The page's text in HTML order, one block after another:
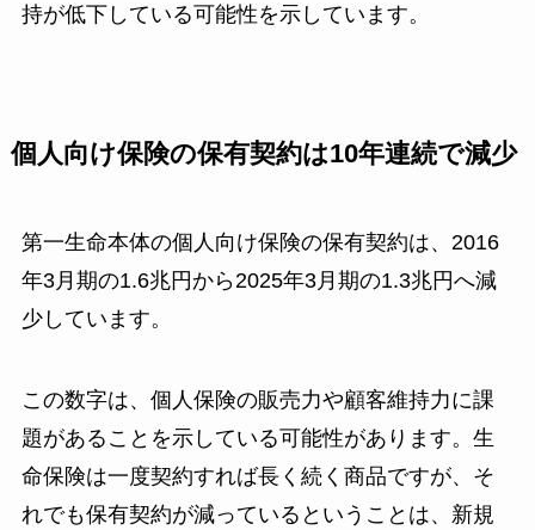
持が低下している可能性を示しています。
個人向け保険の保有契約は10年連続で減少
第一生命本体の個人向け保険の保有契約は、2016
年3月期の1.6兆円から2025年3月期の1.3兆円へ減
少しています。
この数字は、個人保険の販売力や顧客維持力に課
題があることを示している可能性があります。生
命保険は一度契約すれば長く続く商品ですが、そ
れでも保有契約が減っているということは、新規